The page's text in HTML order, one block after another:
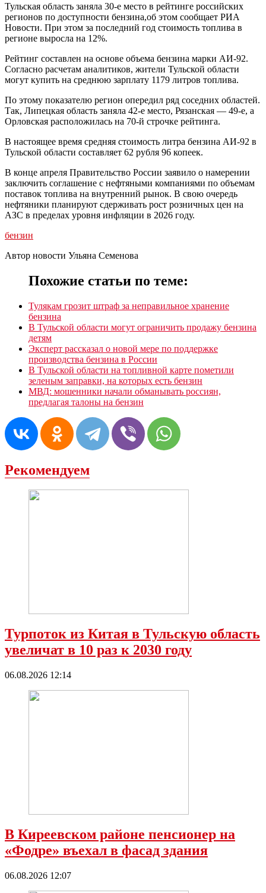
Тульская область заняла 30-е место в рейтинге российских
регионов по доступности бензина,об этом сообщает РИА
Новости. При этом за последний год стоимость топлива в
регионе выросла на 12%.
Рейтинг составлен на основе объема бензина марки АИ-92.
Согласно расчетам аналитиков, жители Тульской области
могут купить на среднюю зарплату 1179 литров топлива.
По этому показателю регион опередил ряд соседних областей.
Так, Липецкая область заняла 42-е место, Рязанская — 49-е, а
Орловская расположилась на 70-й строчке рейтинга.
В настоящее время средняя стоимость литра бензина АИ-92 в
Тульской области составляет 62 рубля 96 копеек.
В конце апреля Правительство России заявило о намерении
заключить соглашение с нефтяными компаниями по объемам
поставок топлива на внутренний рынок. В свою очередь
нефтяники планируют сдерживать рост розничных цен на
АЗС в пределах уровня инфляции в 2026 году.
бензин
Автор новости Ульяна Семенова
Похожие статьи по теме:
Тулякам грозит штраф за неправильное хранение
бензина
В Тульской области могут ограничить продажу бензина
детям
Эксперт рассказал о новой мере по поддержке
производства бензина в России
В Тульской области на топливной карте пометили
зеленым заправки, на которых есть бензин
МВД: мошенники начали обманывать россиян,
предлагая талоны на бензин
Рекомендуем
Турпоток из Китая в Тульскую область
увеличат в 10 раз к 2030 году
06.08.2026 12:14
В Киреевском районе пенсионер на
«Фодре» въехал в фасад здания
06.08.2026 12:07